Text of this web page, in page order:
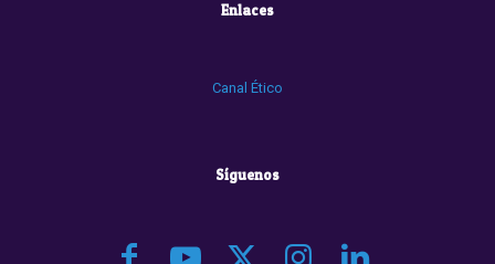
Enlaces
Canal Ético
Síguenos